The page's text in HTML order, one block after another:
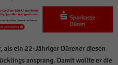
als ein 22-Jähriger Dürener diesen
ansprang. Damit wollte er die
Media-Plattformen werden
von externen Medien akzeptiert
keiner manuellen Einwilligung
anzeigen
Datenschutzerklärung Impressum